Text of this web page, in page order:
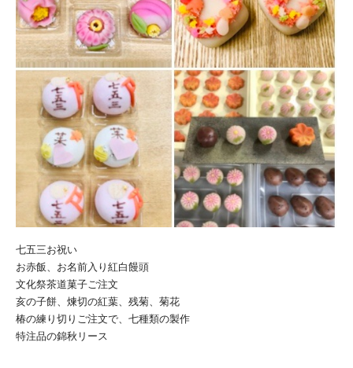
七五三お祝い
お赤飯、お名前入り紅白饅頭
文化祭茶道菓子ご注文
亥の子餅、煉切の紅葉、残菊、菊花
椿の練り切りご注文で、七種類の製作
特注品の錦秋リース